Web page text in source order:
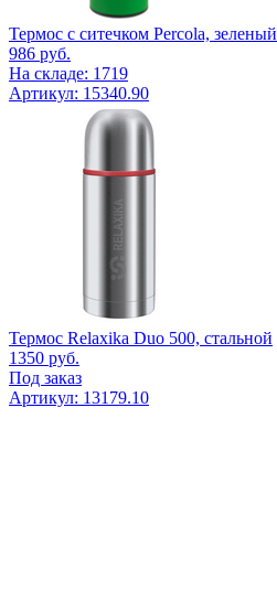
Термос с ситечком Percola, зеленый
986 руб.
На складе: 1719
Артикул: 15340.90
Термос Relaxika Duo 500, стальной
1350 руб.
Под заказ
Артикул: 13179.10